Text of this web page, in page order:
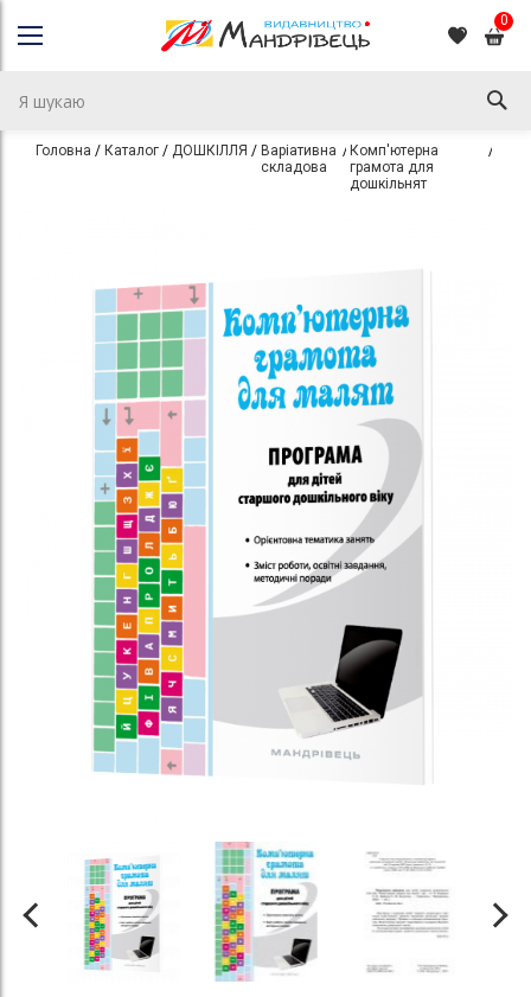
0
Головна Каталог ДОШКІЛЛЯ
Варіативна
складова
Комп'ютерна
грамота для
дошкільнят
зображень
зображень